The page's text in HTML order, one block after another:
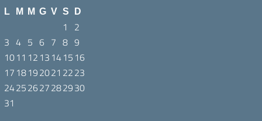
L M M G V S D
1
2
3 4 5 6 7 8 9
1011 12 13 1415 16
17 18192021 2223
24252627282930
31